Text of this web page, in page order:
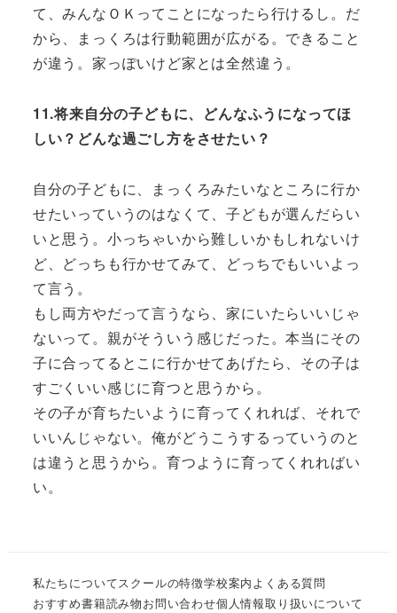
て、みんなＯＫってことになったら行けるし。だ
から、まっくろは行動範囲が広がる。できること
が違う。家っぽいけど家とは全然違う。
11.将来自分の子どもに、どんなふうになってほ
しい？どんな過ごし方をさせたい？
自分の子どもに、まっくろみたいなところに行か
せたいっていうのはなくて、子どもが選んだらい
いと思う。小っちゃいから難しいかもしれないけ
ど、どっちも行かせてみて、どっちでもいいよっ
て言う。
もし両方やだって言うなら、家にいたらいいじゃ
ないって。親がそういう感じだった。本当にその
子に合ってるとこに行かせてあげたら、その子は
すごくいい感じに育つと思うから。
その子が育ちたいように育ってくれれば、それで
いいんじゃない。俺がどうこうするっていうのと
は違うと思うから。育つように育ってくれればい
い。
私たちについてスクールの特徴学校案内よくある質問
おすすめ書籍読み物お問い合わせ個人情報取り扱いについて